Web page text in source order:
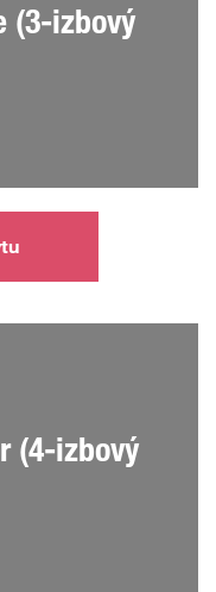
(3-izbový
(4-izbový